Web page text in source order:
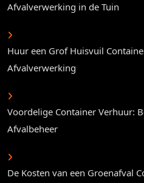
Afvalverwerking in de Tuin
Huur een Grof Huisvuil
Afvalverwerking
Voordelige Container Verhuur:
Afvalbeheer
De Kosten van een Groenafval